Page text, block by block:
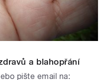
a blahopřání
pište email na: